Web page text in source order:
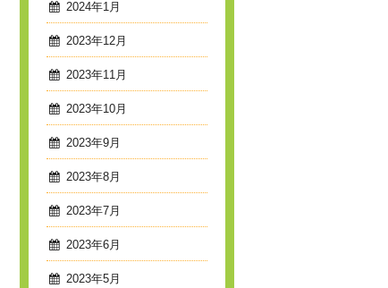
2024年1月
2023年12月
2023年11月
2023年10月
2023年9月
2023年8月
2023年7月
2023年6月
2023年5月